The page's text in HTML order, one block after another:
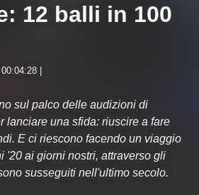
12 balli in 100
|
sul palco delle audizioni di
lanciare una sfida: riuscire a fare
E ci riescono facendo un viaggio
'20 ai giorni nostri, attraverso gli
susseguiti nell'ultimo secolo.